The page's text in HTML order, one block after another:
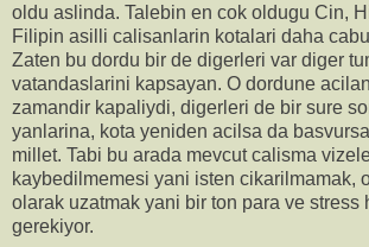
oldu aslinda. Talebin en cok oldugu Cin,
Filipin asilli calisanlarin kotalari daha
Zaten bu dordu bir de digerleri var diger
vatandaslarini kapsayan. O dordune
zamandir kapaliydi, digerleri de bir sure
yanlarina, kota yeniden acilsa da
millet. Tabi bu arada mevcut calisma
kaybedilmemesi yani isten cikarilmamak,
olarak uzatmak yani bir ton para ve stress
gerekiyor.